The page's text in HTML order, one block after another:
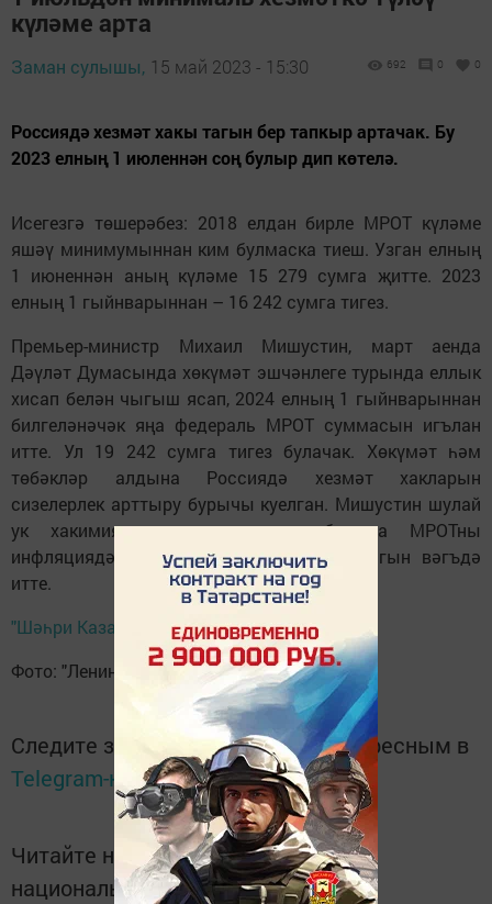
күләме арта
Заман сулышы, 15 май 2023 - 15:30 692 0 0
Россиядә хезмәт хакы тагын бер тапкыр артачак. Бу
2023 елның 1 июленнән соң булыр дип көтелә.
Исегезгә төшерәбез: 2018 елдан бирле МРОТ күләме
яшәү минимумыннан ким булмаска тиеш. Узган елның
1 июненнән аның күләме 15 279 сумга җитте. 2023
елның 1 гыйнварыннан – 16 242 сумга тигез.
Премьер-министр Михаил Мишустин, март аенда
Дәүләт Думасында хөкүмәт эшчәнлеге турында еллык
хисап белән чыгыш ясап, 2024 елның 1 гыйнварыннан
билгеләнәчәк яңа федераль МРОТ суммасын игълан
итте. Ул 19 242 сумга тигез булачак. Хөкүмәт һәм
төбәкләр алдына Россиядә хезмәт хакларын
сизелерлек арттыру бурычы куелган. Мишустин шулай
ук хакимияттәгеләрнең алга таба да МРОТны
инфляциядән зуррак күләмдә арттырачагын вәгъдә
итте.
"Шәһри Казан" сайтыннан
Фото: "Лениногорск-информ"
Следите за самым важным и интересным в
Telegram-каналеТатмедиа
Читайте новости Татарстана в
национальном мессенджере MАХ: